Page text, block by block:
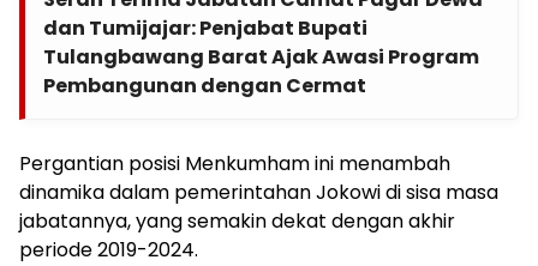
dan Tumijajar: Penjabat Bupati
Tulangbawang Barat Ajak Awasi Program
Pembangunan dengan Cermat
Pergantian posisi Menkumham ini menambah
dinamika dalam pemerintahan Jokowi di sisa masa
jabatannya, yang semakin dekat dengan akhir
periode 2019-2024.